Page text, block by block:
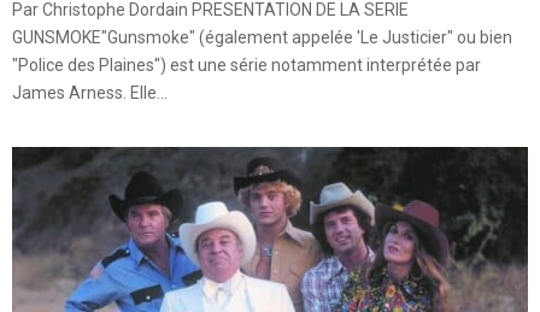
Par Christophe Dordain PRESENTATION DE LA SERIE
GUNSMOKE"Gunsmoke" (également appelée 'Le Justicier" ou bien
"Police des Plaines") est une série notamment interprétée par
James Arness. Elle...